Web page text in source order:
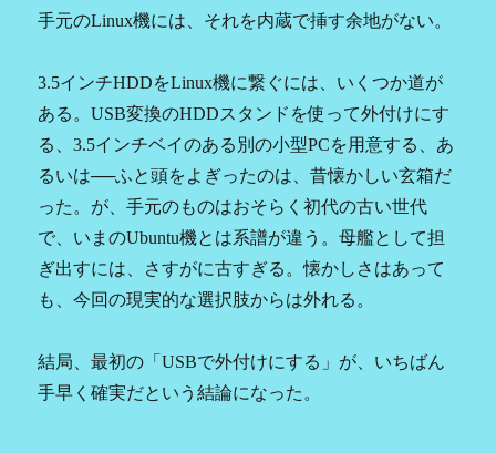
手元のLinux機には、それを内蔵で挿す余地がない。
3.5インチHDDをLinux機に繋ぐには、いくつか道が
ある。USB変換のHDDスタンドを使って外付けにす
る、3.5インチベイのある別の小型PCを用意する、あ
るいは──ふと頭をよぎったのは、昔懐かしい玄箱だ
った。が、手元のものはおそらく初代の古い世代
で、いまのUbuntu機とは系譜が違う。母艦として担
ぎ出すには、さすがに古すぎる。懐かしさはあって
も、今回の現実的な選択肢からは外れる。
結局、最初の「USBで外付けにする」が、いちばん
手早く確実だという結論になった。